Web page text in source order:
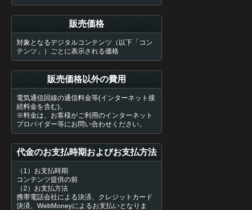
販売価格
対象となるデジタルコンテンツ（以下「コン
テンツ」）ごとに表示される価格
販売価格以外の費用
電気通信回線の通信料金等(インターネット接
続料金を含む)。
※料金は、お客様がご利用のインターネット
プロバイダー等にお問い合わせください。
代金のお支払時期およびお支払方法
（1）お支払時期
コンテンツ提供の前
（2）お支払方法
携帯電話会社による決済、クレジットカード
決済、WebMoneyによるお支払いとなりま